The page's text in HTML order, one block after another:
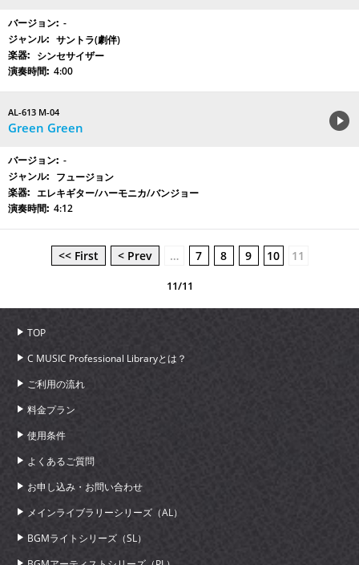
-
サントラ(劇伴)
シンセサイザー
4:00
AL-613 M-04
Green Green
-
フュージョン
エレキギター/ハーモニカ/バンジョー
4:12
<< First < Prev … 7 8 9 10 11
11/11
TOP
C MUSIC Professional Libraryとは？
ご利用の流れ
料金プラン
使用条件
よくあるご質問
お申し込み・お問い合わせ
メインライブラリーシリーズ（AL）
BGMライトシリーズ（SL）